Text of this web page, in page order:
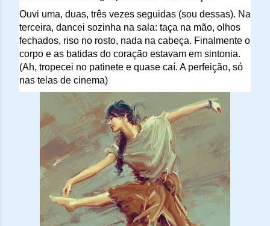
Ouvi uma, duas, três vezes seguidas (sou dessas). Na
terceira, dancei sozinha na sala: taça na mão, olhos
fechados, riso no rosto, nada na cabeça. Finalmente o
corpo e as batidas do coração estavam em sintonia.
(Ah, tropecei no patinete e quase caí. A perfeição, só
nas telas de cinema)